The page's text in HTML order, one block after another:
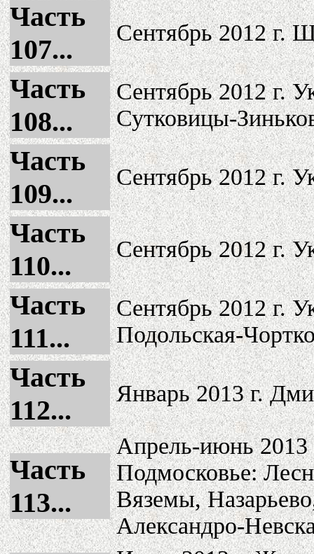
Часть
107...
Сентябрь 2012 г.
Часть
108...
Сентябрь 2012 г.
Сутковицы-
Часть
109...
Сентябрь 2012 г.
Часть
110...
Сентябрь 2012 г.
Часть
111...
Сентябрь 2012 г.
Подольская-
Часть
112...
Январь 2013 г.
Часть
113...
Апрель-июнь
Подмосковье:
Вяземы,
Александро-